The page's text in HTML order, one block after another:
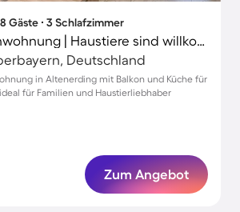
Gäste ∙ 3 Schlafzimmer
Schöne Ferienwohnung | Haustiere sind willkommen
Deutschland
in Altenerding mit Balkon und Küche für
für Familien und Haustierliebhaber
Zum Angebot